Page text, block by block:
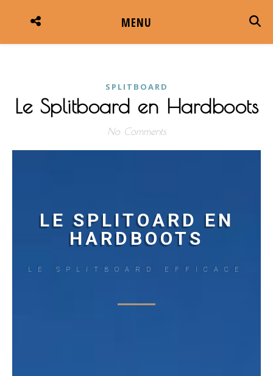
MENU
SPLITBOARD
Le Splitboard en Hardboots
No Comments
LE SPLITOARD EN
HARDBOOTS
LE SPLITBOARD EFFICACE